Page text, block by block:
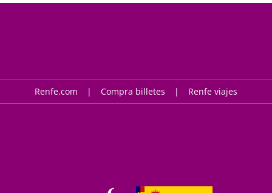
Renfe.com Compra billetes Renfe viajes